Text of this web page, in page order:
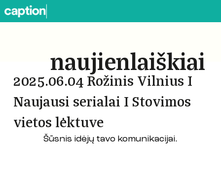
naujienlaiškiai
2025.06.04 Rožinis Vilnius I
Naujausi serialai I Stovimos
vietos lėktuve
Šūsnis idėjų tavo komunikacijai.